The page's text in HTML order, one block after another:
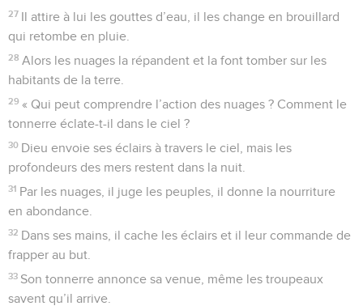
27 Il attire à lui les gouttes d’eau, il les change en brouillard
qui retombe en pluie.
28 Alors les nuages la répandent et la font tomber sur les
habitants de la terre.
29 « Qui peut comprendre l’action des nuages ? Comment le
tonnerre éclate-t-il dans le ciel ?
30 Dieu envoie ses éclairs à travers le ciel, mais les
profondeurs des mers restent dans la nuit.
31 Par les nuages, il juge les peuples, il donne la nourriture
en abondance.
32 Dans ses mains, il cache les éclairs et il leur commande de
frapper au but.
33 Son tonnerre annonce sa venue, même les troupeaux
savent qu’il arrive.